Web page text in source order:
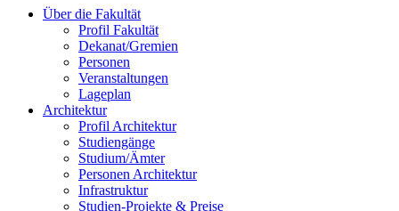
Über die Fakultät
Profil Fakultät
Dekanat/Gremien
Personen
Veranstaltungen
Lageplan
Architektur
Profil Architektur
Studiengänge
Studium/Ämter
Personen Architektur
Infrastruktur
Studien-Projekte & Preise